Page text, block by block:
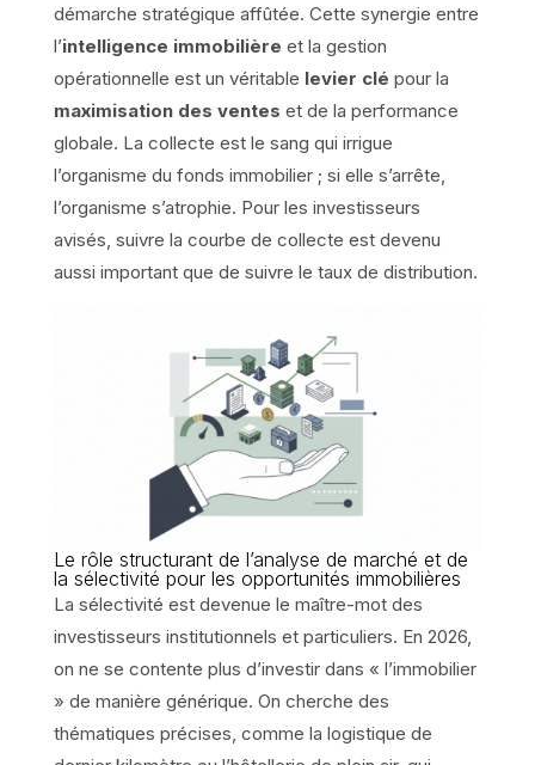
démarche stratégique affûtée. Cette synergie entre
l’intelligence immobilière et la gestion
opérationnelle est un véritable levier clé pour la
maximisation des ventes et de la performance
globale. La collecte est le sang qui irrigue
l’organisme du fonds immobilier ; si elle s’arrête,
l’organisme s’atrophie. Pour les investisseurs
avisés, suivre la courbe de collecte est devenu
aussi important que de suivre le taux de distribution.
Le rôle structurant de l’analyse de marché et de
la sélectivité pour les opportunités immobilières
La sélectivité est devenue le maître-mot des
investisseurs institutionnels et particuliers. En 2026,
on ne se contente plus d’investir dans « l’immobilier
» de manière générique. On cherche des
thématiques précises, comme la logistique de